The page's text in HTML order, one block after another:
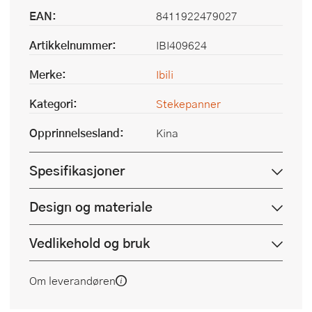
EAN:
8411922479027
Artikkelnummer:
IBI409624
Merke:
Ibili
Kategori:
Stekepanner
Opprinnelsesland:
Kina
Spesifikasjoner
Design og materiale
Vedlikehold og bruk
Om leverandøren